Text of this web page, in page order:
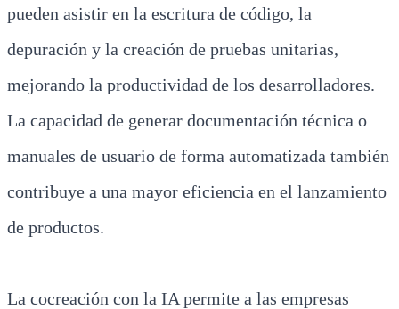
pueden asistir en la escritura de código, la
depuración y la creación de pruebas unitarias,
mejorando la productividad de los desarrolladores.
La capacidad de generar documentación técnica o
manuales de usuario de forma automatizada también
contribuye a una mayor eficiencia en el lanzamiento
de productos.
La cocreación con la IA permite a las empresas